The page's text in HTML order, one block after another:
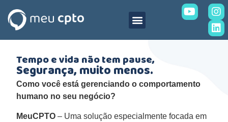
Tempo e vida não tem pause,
Segurança, muito menos.
Como você está gerenciando o comportamento
humano no seu negócio?
MeuCPTO – Uma solução especialmente focada em